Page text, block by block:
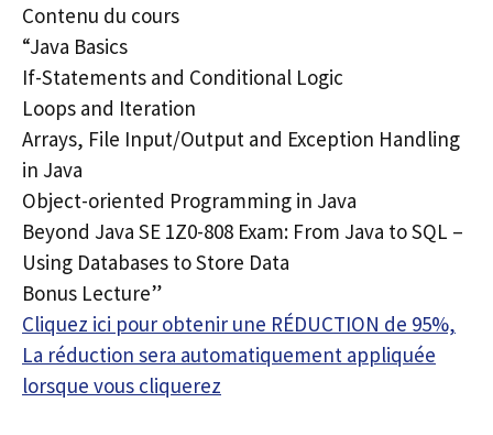
Contenu du cours
“Java Basics
If-Statements and Conditional Logic
Loops and Iteration
Arrays, File Input/Output and Exception Handling
in Java
Object-oriented Programming in Java
Beyond Java SE 1Z0-808 Exam: From Java to SQL –
Using Databases to Store Data
Bonus Lecture”
Cliquez ici pour obtenir une RÉDUCTION de 95%,
La réduction sera automatiquement appliquée
lorsque vous cliquerez